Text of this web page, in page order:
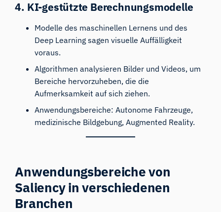
4. KI-gestützte Berechnungsmodelle
Modelle des maschinellen Lernens und des
Deep Learning sagen visuelle Auffälligkeit
voraus.
Algorithmen analysieren Bilder und Videos, um
Bereiche hervorzuheben, die die
Aufmerksamkeit auf sich ziehen.
Anwendungsbereiche: Autonome Fahrzeuge,
medizinische Bildgebung, Augmented Reality.
Anwendungsbereiche von
Saliency in verschiedenen
Branchen